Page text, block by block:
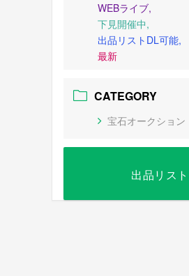
WEBライブ,
下見開催中,
出品リストDL可能,
最新
CATEGORY
宝石オークション
出品リス